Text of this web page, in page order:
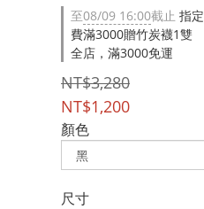
至08/09 16:00截止 指
費滿3000贈竹炭襪1雙
全店，滿3000免運
NT$3,280
NT$1,200
顏色
尺寸